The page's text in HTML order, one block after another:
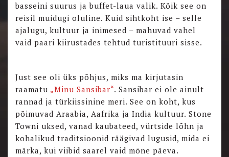
basseini suurus ja buffet-laua valik. Kõik see on
reisil muidugi oluline. Kuid sihtkoht ise – selle
ajalugu, kultuur ja inimesed – mahuvad vahel
vaid paari kiirustades tehtud turistituuri sisse.
Just see oli üks põhjus, miks ma kirjutasin
raamatu „Minu Sansibar“. Sansibar ei ole ainult
rannad ja türkiissinine meri. See on koht, kus
põimuvad Araabia, Aafrika ja India kultuur. Stone
Towni uksed, vanad kaubateed, vürtside lõhn ja
kohalikud traditsioonid räägivad lugusid, mida ei
märka, kui viibid saarel vaid mõne päeva.